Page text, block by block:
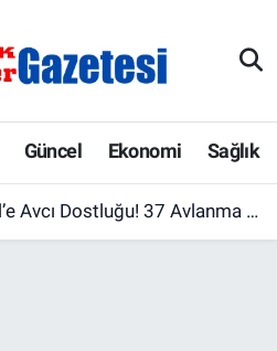
Güncel Ekonomi Sağlık
Avcı Dostluğu! 37 Avlanma Pulu
Haritası